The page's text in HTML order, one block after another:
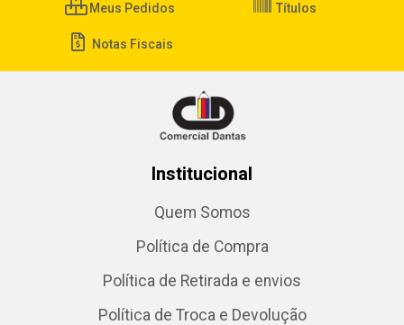
Meus Pedidos Títulos
Notas Fiscais
Institucional
Quem Somos
Política de Compra
Política de Retirada e envios
Política de Troca e Devolução